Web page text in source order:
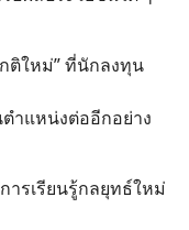
ติใหม่” ที่นักลงทุน
ำแหน่งต่ออีกอย่าง
ารเรียนรู้กลยุทธ์ใหม่